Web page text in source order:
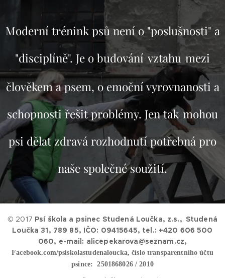
Moderní trénink psůnenío "poslušnosti" a
"disciplíně". Je o budování vztahu mezi
člověkemapsem, o emočnívyrovnanosti a
schopnostiřešitproblémy. Jentak mohou
psi dělatzdravá rozhodnutípotřebná pro
naše společnésoužití.
© 2017 Psí škola a psinec Studená Loučka, z.s.,. Studená
Loučka 31, 789 85, IČO: 09415645, tel.: +420 606 500
060, e-mail: alicepekarova@seznam.cz,
Facebook.com/psiskolastudenaloucka, číslo transparentního účtu
psince: 2501868026 / 2010